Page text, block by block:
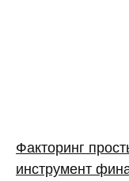
Факторинг
инструмент